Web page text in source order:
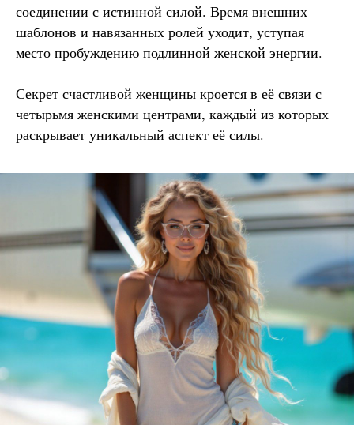
соединении с истинной силой. Время внешних
шаблонов и навязанных ролей уходит, уступая
место пробуждению подлинной женской энергии.
Секрет счастливой женщины кроется в её связи с
четырьмя женскими центрами, каждый из которых
раскрывает уникальный аспект её силы.